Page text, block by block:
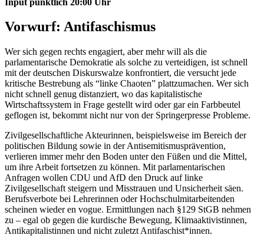
Vorwurf: Antifaschismus
Wer sich gegen rechts engagiert, aber mehr will als die
parlamentarische Demokratie als solche zu verteidigen, ist schnell
mit der deutschen Diskurswalze konfrontiert, die versucht jede
kritische Bestrebung als “linke Chaoten” plattzumachen. Wer sich
nicht schnell genug distanziert, wo das kapitalistische
Wirtschaftssystem in Frage gestellt wird oder gar ein Farbbeutel
geflogen ist, bekommt nicht nur von der Springerpresse Probleme.
Zivilgesellschaftliche Akteurinnen, beispielsweise im Bereich der
politischen Bildung sowie in der Antisemitismusprävention,
verlieren immer mehr den Boden unter den Füßen und die Mittel,
um ihre Arbeit fortsetzen zu können. Mit parlamentarischen
Anfragen wollen CDU und AfD den Druck auf linke
Zivilgesellschaft steigern und Misstrauen und Unsicherheit säen.
Berufsverbote bei Lehrerinnen oder Hochschulmitarbeitenden
scheinen wieder en vogue. Ermittlungen nach §129 StGB nehmen
zu – egal ob gegen die kurdische Bewegung, Klimaaktivistinnen,
Antikapitalistinnen und nicht zuletzt Antifaschist*innen.